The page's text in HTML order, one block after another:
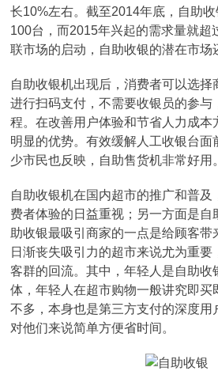
长10%左右。截至2014年底，自助
100台，而2015年兴起的需求量就超
联市场的启动，自助收银的潜在市场
自助收银机出现后，消费者可以选择
进行扫码支付，不需要收银员的参与
程。在改善用户体验和节省人力成本
明显的优势。有效缓解人工收银台面
少市民也反映，自助售货机非常好用。
自助收银机在国内超市的推广和普及
费者体验的日益重视；另一方面是自
助收银最吸引商家的一点是给顾客
日渐丧失吸引力的超市来说尤为重要
客群的回流。其中，年轻人是自助收
体，年轻人在超市购物一般讲究即买
不多，本身也是第三方支付的深度用
对他们来说简单方便省时间。